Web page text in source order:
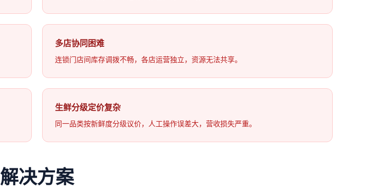
多店协同困难
连锁门店间库存调拨不畅，各店运营独立，资源无法共享。
生鲜分级定价复杂
同一品类按新鲜度分级议价，人工操作误差大，营收损失严重。
解决方案